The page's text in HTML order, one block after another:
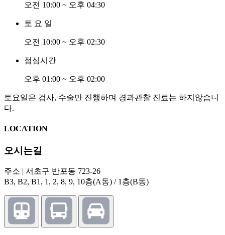
오전 10:00 ~ 오후 04:30
토 요 일
오전 10:00 ~ 오후 02:30
점심시간
오후 01:00 ~ 오후 02:00
토요일은 검사, 수술만 진행하며 경과관찰 진료는 하지않습니
다.
LOCATION
오시는길
주소 | 서초구 반포동 723-26
B3, B2, B1, 1, 2, 8, 9, 10층(A동) / 1층(B동)